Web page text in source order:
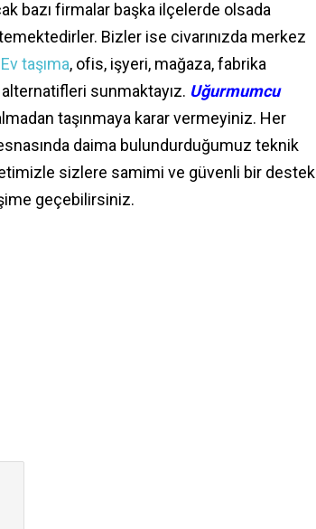
bazı firmalar başka ilçelerde olsada
Bizler ise civarınızda merkez
Ev taşıma, ofis, işyeri, mağaza, fabrika
sunmaktayız. Uğurmumcu
taşınmaya karar vermeyiniz. Her
daima bulundurduğumuz teknik
sizlere samimi ve güvenli bir destek
geçebilirsiniz.